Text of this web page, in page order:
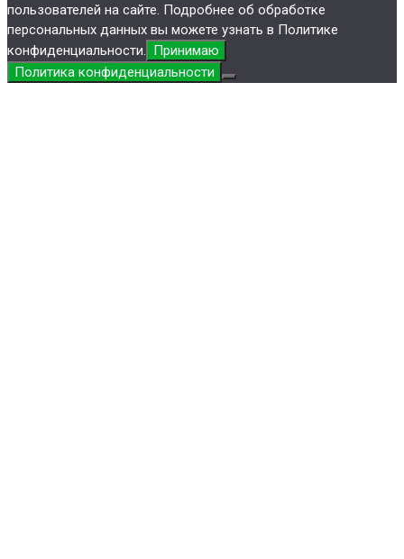
пользователей на сайте. Подробнее об обработке
персональных данных вы можете узнать в Политике
конфиденциальности. Принимаю
Политика конфиденциальности